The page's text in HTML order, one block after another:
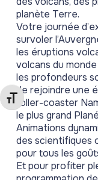
Changer la taille de la
planète Terre.
Votre journée
survoler
les éruptions
volcans du
les profondeurs
de rejoindre une
roller-coaster
le plus grand
Animations
des scientifiques
pour tous les
Et pour profiter